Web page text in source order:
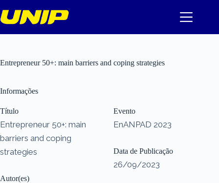
para
o
Entrepreneur 50+: main barriers and coping strategies
Informações
Título
Entrepreneur 50+: main
barriers and coping
strategies
Autor(es)
Evento
EnANPAD 2023
Data de Publicação
26/09/2023